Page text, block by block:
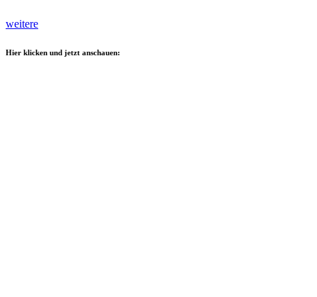
weitere
Hier klicken und jetzt anschauen: